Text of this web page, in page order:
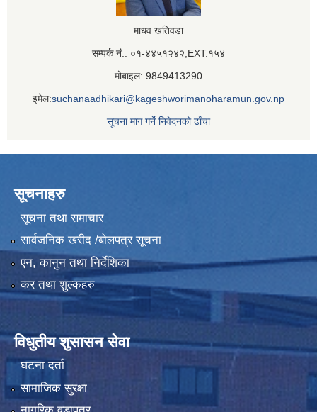
माधव खतिवडा
सम्पर्क नं.: ०१-४४५१२४२,EXT:१५४
मोबाइल: 9849413290
इमेल:suchanaadhikari@kageshworimanoharamun.gov.np
सूचना माग गर्ने निवेदनको ढाँचा
सूचनाहरु
सूचना तथा समाचार
सार्वजनिक खरीद /बोलपत्र सूचना
एन, कानुन तथा निर्देशिका
कर तथा शुल्कहरु
विधुतीय शुसासन सेवा
घटना दर्ता
सामाजिक सुरक्षा